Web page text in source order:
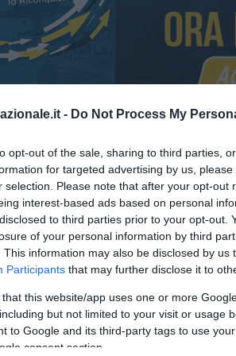
- Do Not Process My
opt-out of the sale, sharing to third parties,
for targeted advertising by us,
selection. Please note that after your opt-out
interest-based ads based on personal
to third parties prior to your opt-out.
of your personal information by third
This information may also be disclosed by us
Participants that may further disclose it to
that this website/app uses one or more
but not limited to your visit or usage
to Google and its third-party tags to use
consent section.
compiuto il passo decisivo per Oscar
nelle ultime ore del 15 gennaio 2026,
a Vigo per chiudere l’operazione con il